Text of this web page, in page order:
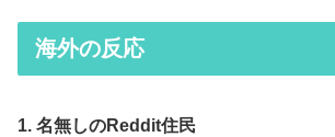
海外の反応
1. 名無しのReddit住民